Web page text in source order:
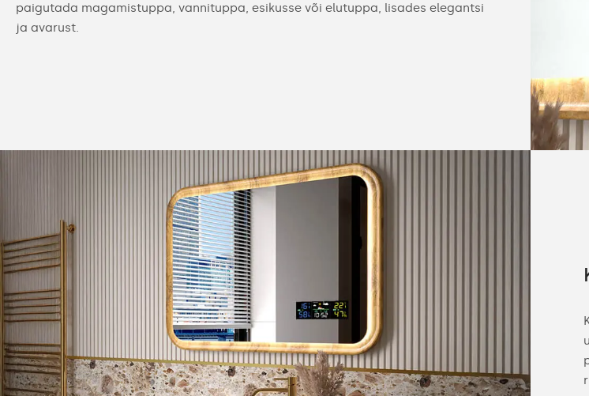
paigutada magamistuppa, vannituppa, esikusse või elutuppa, lisades elegantsi
ja avarust.